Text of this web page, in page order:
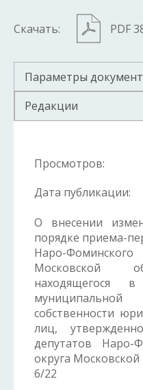
Скачать: PDF
Параметры
Редакции
Просмотров:
Дата публикации:
О внесении
порядке приема-
Наро-
Московской
находящегося
собственности
лиц,
депутатов Наро-
округа
6/22